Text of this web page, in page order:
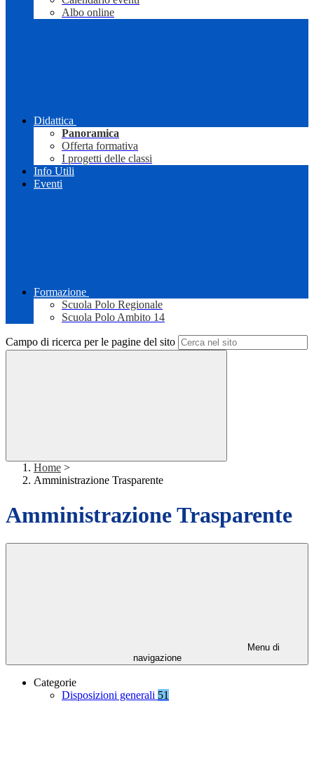
Albo online
Didattica
Panoramica
Offerta formativa
I progetti delle classi
Info Utili
Eventi
Formazione
Scuola Polo Regionale
Scuola Polo Ambito 14
Campo di ricerca per le pagine del sito
Home >
Amministrazione Trasparente
Amministrazione Trasparente
Menu di
navigazione
Categorie
Disposizioni generali 51